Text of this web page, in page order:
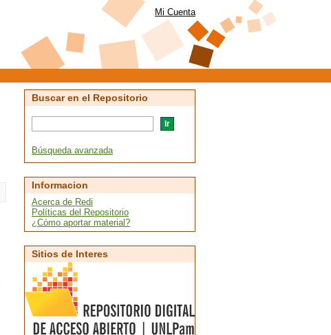
Mi Cuenta
Buscar en el Repositorio
Búsqueda avanzada
Informacion
Acerca de Redi
Políticas del Repositorio
¿Cómo aportar material?
Sitios de Interes